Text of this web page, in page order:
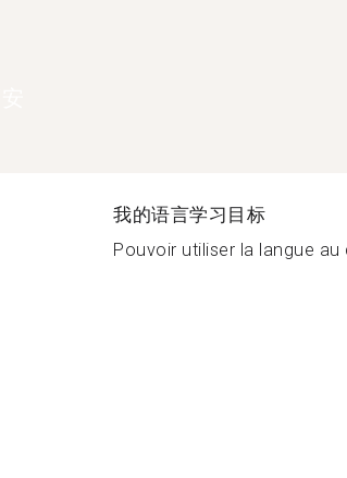
我的语言学习目标
Pouvoir utiliser la langue au